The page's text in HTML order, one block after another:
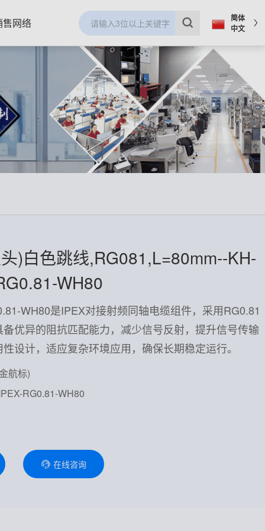
售网络
简体
中文
)白色跳线,RG081,L=80mm--KH-
WH80
WH80是IPEX对接射频同轴电缆组件，采用RG0.81
优异的阻抗匹配能力，减少信号反射，提升信号传输
设计，适应复杂环境应用，确保长期稳定运行。
航标)
RG0.81-WH80
在线咨询